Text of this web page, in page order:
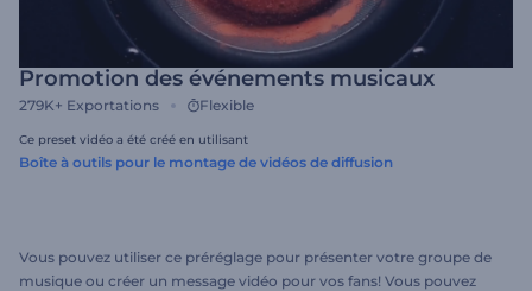
Promotion des événements musicaux
279K+ Exportations Flexible
Ce preset vidéo a été créé en utilisant
Boîte à outils pour le montage de vidéos de diffusion
Vous pouvez utiliser ce préréglage pour présenter votre groupe de
musique ou créer un message vidéo pour vos fans! Vous pouvez